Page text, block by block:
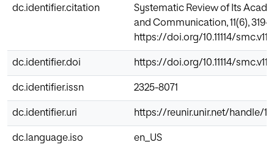
dc.identifier.citation
Systematic Review of Its
and Communication, 11(6), 319-
https://doi.org/10.11114/
dc.identifier.doi https://doi.org/10.11114/
dc.identifier.issn 2325-8071
dc.identifier.uri https://reunir.unir.net/handle/
dc.language.iso en_US